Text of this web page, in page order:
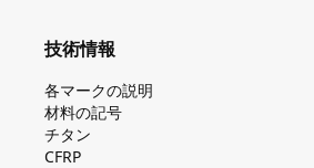
技術情報
各マークの説明
材料の記号
チタン
CFRP